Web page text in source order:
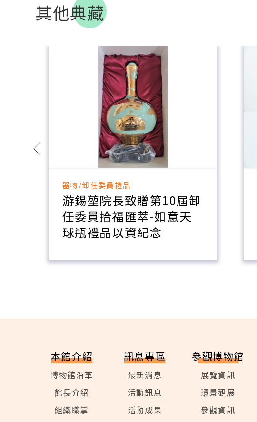
其他典藏
器物/卸任委員禮品
游錫堃院長致贈第10屆卸
任委員拾福匯萃-如意天
球瓶禮品以資紀念
本館介紹
博物館沿革
館長介紹
組織職掌
訊息專區
最新消息
活動訊息
活動成果
參觀博物館
展覽資訊
環景觀展
參觀資訊